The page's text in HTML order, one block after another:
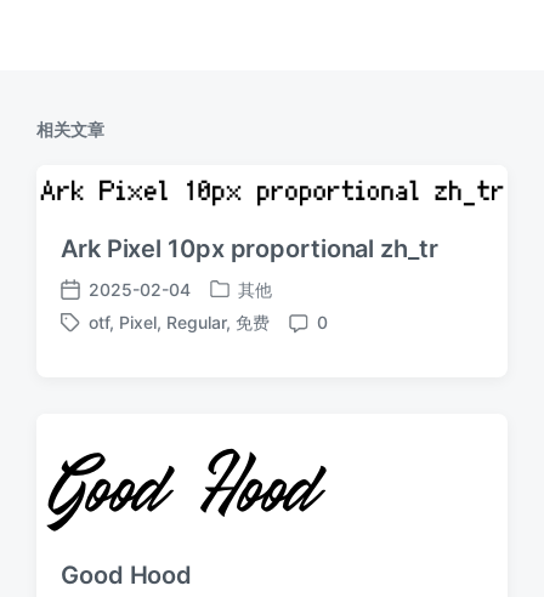
相关文章
Ark Pixel 10px proportional zh_tr
发
布
2025-02-04
发
布
其他
标
otf, Pixel, Regular, 免费
评
0
Good Hood